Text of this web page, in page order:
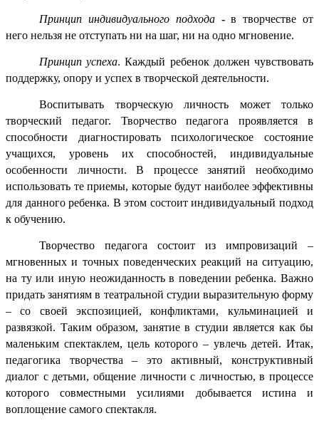
Принцип индивидуального подхода- в творчестве от
него нельзя не отступать ни на шаг, ни на одно мгновение.
Принцип успеха. Каждый ребенок должен чувствовать
поддержку, опору и успех в творческой деятельности.
Воспитывать творческую личность может только
творческий педагог. Творчество педагога проявляется в
способности диагностировать психологическое состояние
учащихся, уровень их способностей, индивидуальные
особенности личности. В процессе занятий необходимо
использовать те приемы, которые будут наиболее эффективны
для данного ребенка. В этом состоит индивидуальный подход
к обучению.
Творчество педагога состоит из импровизаций –
мгновенных и точных поведенческих реакций на ситуацию,
на ту или иную неожиданность в поведении ребенка. Важно
придать занятиям в театральной студии выразительную форму
– со своей экспозицией, конфликтами, кульминацией и
развязкой. Таким образом, занятие в студии является как бы
маленьким спектаклем, цель которого – увлечь детей. Итак,
педагогика творчества – это активный, конструктивный
диалог с детьми, общение личности с личностью, в процессе
которого совместными усилиями добывается истина и
воплощение самого спектакля.